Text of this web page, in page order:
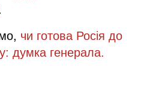
чи готова Росія до
думка генерала.